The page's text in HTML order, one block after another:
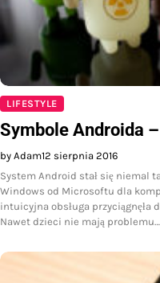
LIFESTYLE
Symbole Androida
by Adam12 sierpnia 2016
System Android stał się niemal
Windows od Microsoftu dla
intuicyjna obsługa przyciągnęła
Nawet dzieci nie mają problemu…